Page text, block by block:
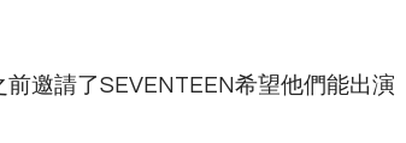
邀請了SEVENTEEN希望他們能出演